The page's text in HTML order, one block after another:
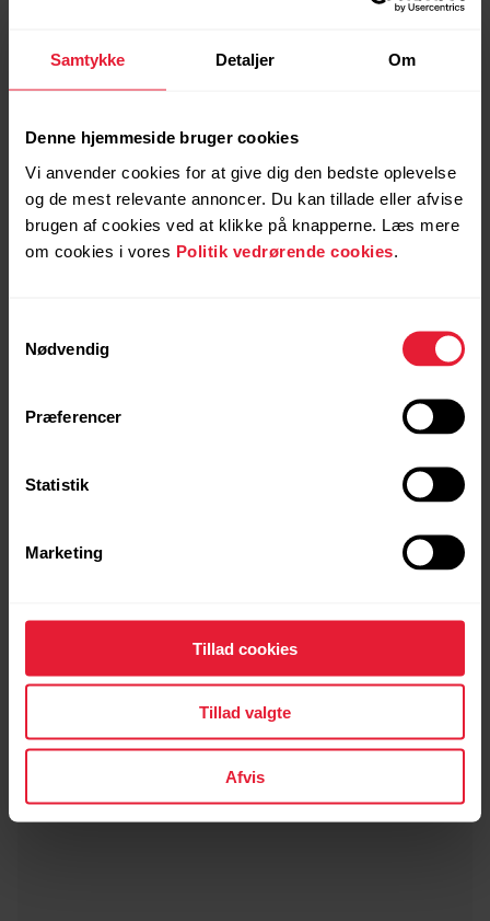
Samtykke Detaljer Om
Denne hjemmeside bruger cookies
Vi anvender cookies for at give dig den bedste oplevelse
og de mest relevante annoncer. Du kan tillade eller afvise
brugen af cookies ved at klikke på knapperne. Læs mere
om cookies i vores Politik vedrørende cookies
Nødvendig
Præferencer
Statistik
Marketing
Tillad cookies
Tillad valgte
Afvis
Sunrise Apricot